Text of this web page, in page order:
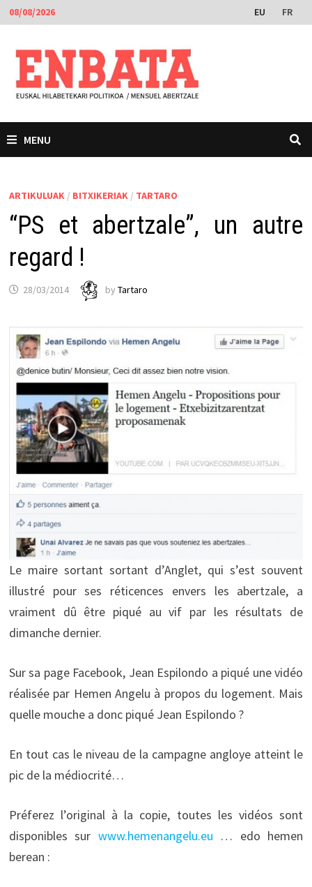
Skip
to
content
08/08/2026 EU FR
MENU
ARTIKULUAK / BITXIKERIAK / TARTARO
“PS et abertzale”, un autre
regard !
28/03/2014 by Tartaro
Le maire sortant sortant d’Anglet, qui s’est souvent
illustré pour ses réticences envers les abertzale, a
vraiment dû être piqué au vif par les résultats de
dimanche dernier.
Sur sa page Facebook, Jean Espilondo a piqué une vidéo
réalisée par Hemen Angelu à propos du logement. Mais
quelle mouche a donc piqué Jean Espilondo ?
En tout cas le niveau de la campagne angloye atteint le
pic de la médiocrité…
Préferez l’original à la copie, toutes les vidéos sont
disponibles sur www.hemenangelu.eu … edo hemen
berean :